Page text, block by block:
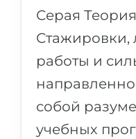
Серая
Стажировки,
работы и
собой
учебных